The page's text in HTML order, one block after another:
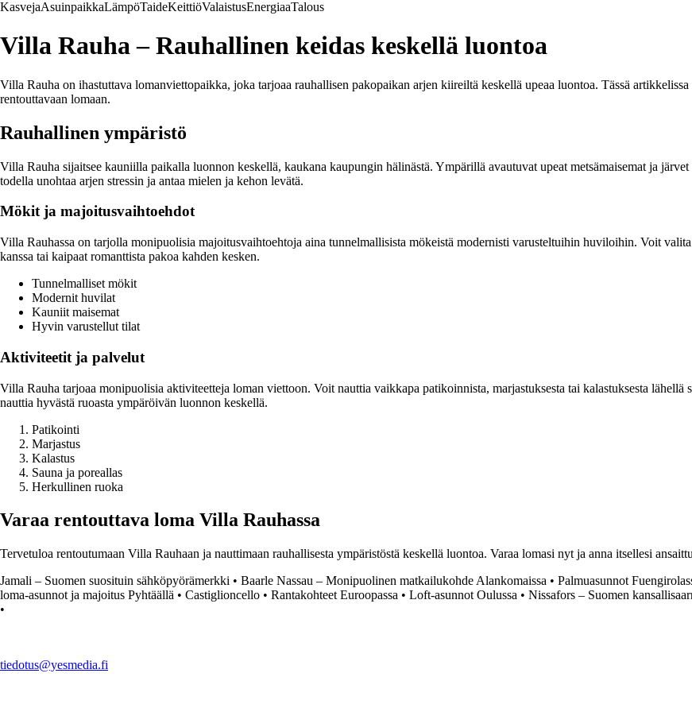
KasvejaAsuinpaikkaLämpöTaideKeittiöValaistusEnergiaaTalous
Villa Rauha – Rauhallinen keidas keskellä luontoa
Villa Rauha on ihastuttava lomanviettopaikka, joka tarjoaa rauhallisen pakopaikan arjen kiireiltä keskellä upeaa luontoa. Tässä
rentouttavaan lomaan.
Rauhallinen ympäristö
Villa Rauha sijaitsee kauniilla paikalla luonnon keskellä, kaukana kaupungin hälinästä. Ympärillä avautuvat upeat metsämaisemat ja
todella unohtaa arjen stressin ja antaa mielen ja kehon levätä.
Mökit ja majoitusvaihtoehdot
Villa Rauhassa on tarjolla monipuolisia majoitusvaihtoehtoja aina tunnelmallisista mökeistä modernisti varusteltuihin huviloihin. Voit
kanssa tai kaipaat romanttista pakoa kahden kesken.
Tunnelmalliset mökit
Modernit huvilat
Kauniit maisemat
Hyvin varustellut tilat
Aktiviteetit ja palvelut
Villa Rauha tarjoaa monipuolisia aktiviteetteja loman viettoon. Voit nauttia vaikkapa patikoinnista, marjastuksesta tai kalastuksesta lähellä
nauttia hyvästä ruoasta ympäröivän luonnon keskellä.
Patikointi
Marjastus
Kalastus
Sauna ja poreallas
Herkullinen ruoka
Varaa rentouttava loma Villa Rauhassa
Tervetuloa rentoutumaan Villa Rauhaan ja nauttimaan rauhallisesta ympäristöstä keskellä luontoa. Varaa lomasi nyt ja anna itsellesi
Jamali – Suomen suosituin sähköpyörämerkki • Baarle Nassau – Monipuolinen matkailukohde Alankomaissa • Palmuasunnot
loma-asunnot ja majoitus Pyhtäällä • Castiglioncello • Rantakohteet Euroopassa • Loft-asunnot Oulussa • Nissafors – Suomen
•
tiedotus@yesmedia.fi